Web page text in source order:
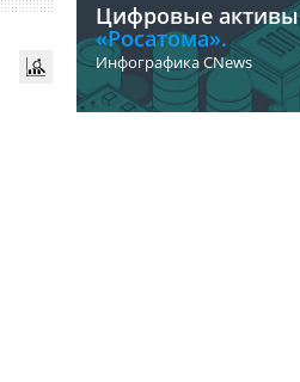
Цифровые активы
«Росатома».
Инфографика CNews